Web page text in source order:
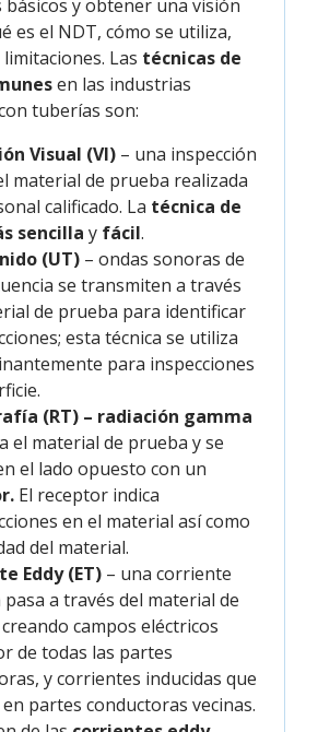
básicos y obtener una visión
es el NDT, cómo se utiliza,
Las técnicas de
en las industrias
tuberías son:
Visual (VI) – una inspección
material de prueba realizada
calificado. La técnica de
sencilla y fácil.
(UT) – ondas sonoras de
se transmiten a través
de prueba para identificar
esta técnica se utiliza
para inspecciones
(RT) – radiación gamma
el material de prueba y se
el lado opuesto con un
El receptor indica
en el material así como
del material.
Eddy (ET) – una corriente
pasa a través del material de
campos eléctricos
de todas las partes
y corrientes inducidas que
partes conductoras vecinas.